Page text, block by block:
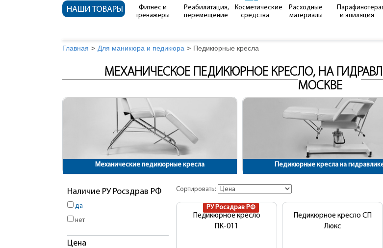
НАШИ ТОВАРЫ
Фитнес и
тренажеры
Реабилитация,
перемещение
Косметические
средства
Расходные
материалы
и эпиляция
Главная > Для маникюра и педикюра > Педикюрные кресла
МЕХАНИЧЕСКОЕ ПЕДИКЮРНОЕ КРЕСЛО, НА
МОСКВЕ
Механические педикюрные кресла Педикюрные кресла на
Наличие РУ Росздрав РФ
да
нет
Цена
Сортировать:
РУ Росздрав РФ
Педикюрное кресло
ПК-011
Педикюрное кресло СП
Люкс